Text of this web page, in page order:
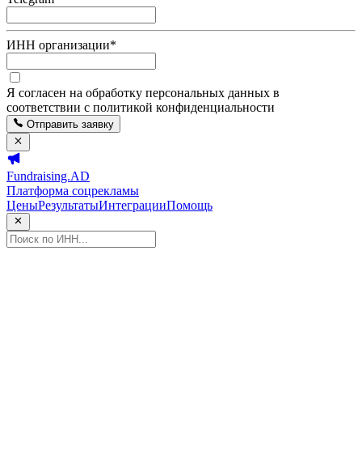
ИНН организации*
Я согласен на обработку персональных данных в
соответствии с политикой конфиденциальности
Отправить заявку
Fundraising.AD
Платформа соцрекламы
ЦеныРезультатыИнтеграцииПомощь